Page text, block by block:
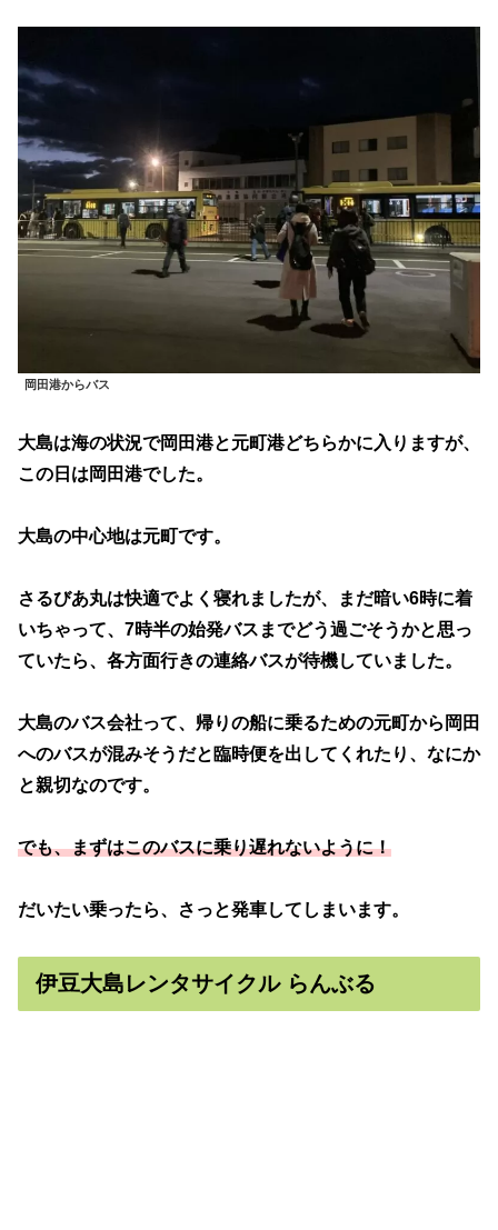
岡田港からバス
大島は海の状況で岡田港と元町港どちらかに入りますが、
この日は岡田港でした。
大島の中心地は元町です。
さるびあ丸は快適でよく寝れましたが、まだ暗い6時に着
いちゃって、7時半の始発バスまでどう過ごそうかと思っ
ていたら、各方面行きの連絡バスが待機していました。
大島のバス会社って、帰りの船に乗るための元町から岡田
へのバスが混みそうだと臨時便を出してくれたり、なにか
と親切なのです。
でも、まずはこのバスに乗り遅れないように！
だいたい乗ったら、さっと発車してしまいます。
伊豆大島レンタサイクル らんぶる